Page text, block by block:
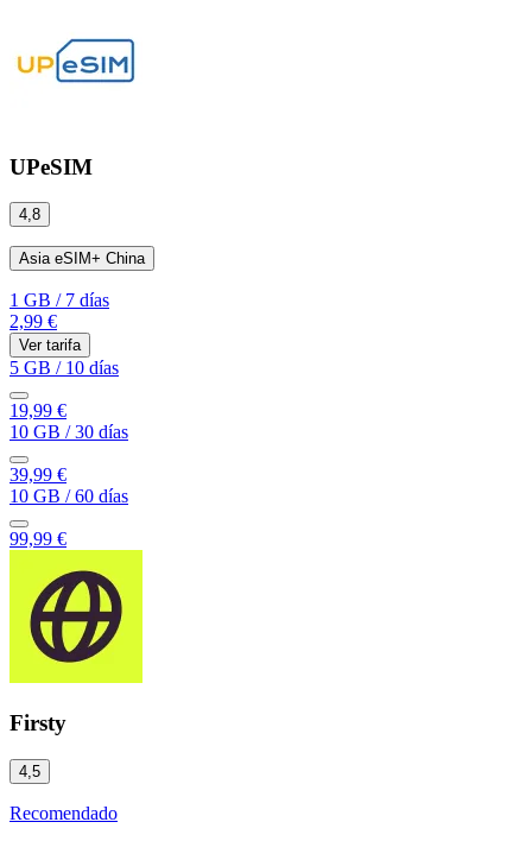
UPeSIM
4,8
Asia eSIM+ China
1 GB /7 días
2,99 €
Ver tarifa
5 GB /10 días
19,99 €
10 GB /30 días
39,99 €
10 GB /60 días
99,99 €
Firsty
4,5
Recomendado